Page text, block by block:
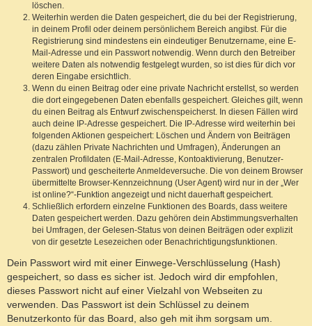
löschen.
Weiterhin werden die Daten gespeichert, die du bei der Registrierung,
in deinem Profil oder deinem persönlichem Bereich angibst. Für die
Registrierung sind mindestens ein eindeutiger Benutzername, eine E-
Mail-Adresse und ein Passwort notwendig. Wenn durch den Betreiber
weitere Daten als notwendig festgelegt wurden, so ist dies für dich vor
deren Eingabe ersichtlich.
Wenn du einen Beitrag oder eine private Nachricht erstellst, so werden
die dort eingegebenen Daten ebenfalls gespeichert. Gleiches gilt, wenn
du einen Beitrag als Entwurf zwischenspeicherst. In diesen Fällen wird
auch deine IP-Adresse gespeichert. Die IP-Adresse wird weiterhin bei
folgenden Aktionen gespeichert: Löschen und Ändern von Beiträgen
(dazu zählen Private Nachrichten und Umfragen), Änderungen an
zentralen Profildaten (E-Mail-Adresse, Kontoaktivierung, Benutzer-
Passwort) und gescheiterte Anmeldeversuche. Die von deinem Browser
übermittelte Browser-Kennzeichnung (User Agent) wird nur in der „Wer
ist online?“-Funktion angezeigt und nicht dauerhaft gespeichert.
Schließlich erfordern einzelne Funktionen des Boards, dass weitere
Daten gespeichert werden. Dazu gehören dein Abstimmungsverhalten
bei Umfragen, der Gelesen-Status von deinen Beiträgen oder explizit
von dir gesetzte Lesezeichen oder Benachrichtigungsfunktionen.
Dein Passwort wird mit einer Einwege-Verschlüsselung (Hash)
gespeichert, so dass es sicher ist. Jedoch wird dir empfohlen,
dieses Passwort nicht auf einer Vielzahl von Webseiten zu
verwenden. Das Passwort ist dein Schlüssel zu deinem
Benutzerkonto für das Board, also geh mit ihm sorgsam um.